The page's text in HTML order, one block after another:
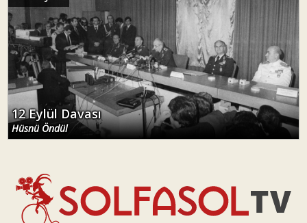
12 Eylül Davası
Hüsnü Öndül